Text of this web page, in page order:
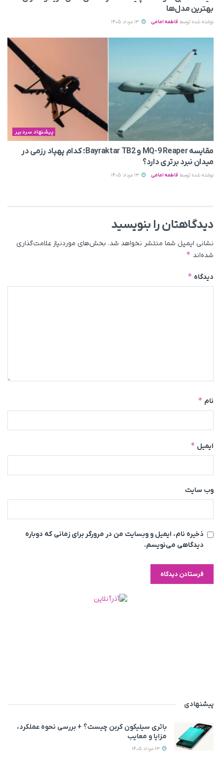
بهترین مدل‌ها
نوشته شده توسط فاطمه امامی
پیشنهاد سردبیر
مقایسه MQ-9 Reaper و Bayraktar TB2؛ کدام پهپاد رزمی در
میدان نبرد برتری دارد؟
نوشته شده توسط فاطمه امامی
دیدگاهتان را بنویسید
نشانی ایمیل شما منتشر نخواهد شد. بخش‌های موردنیاز علامت‌گذاری
شده‌اند *
دیدگاه *
نام *
ایمیل *
وب‌ سایت
ذخیره نام، ایمیل و وبسایت من در مرورگر برای زمانی که دوباره
دیدگاهی می‌نویسم.
پیشنهادی
باتری سیلیکون کربن چیست؟ + بررسی نحوه عملکرد،
مزایا و معایب